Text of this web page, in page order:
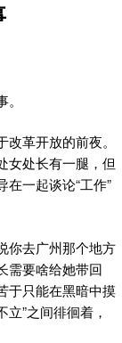
革开放的前夜。
女处长有一腿，但
一起谈论“工作”
你去广州那个地方
需要啥给她带回
于只能在黑暗中摸
”之间徘徊着，